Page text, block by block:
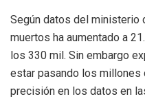
Según datos del ministerio
muertos ha aumentado a
los 330 mil. Sin embargo
estar pasando los
precisión en los datos en